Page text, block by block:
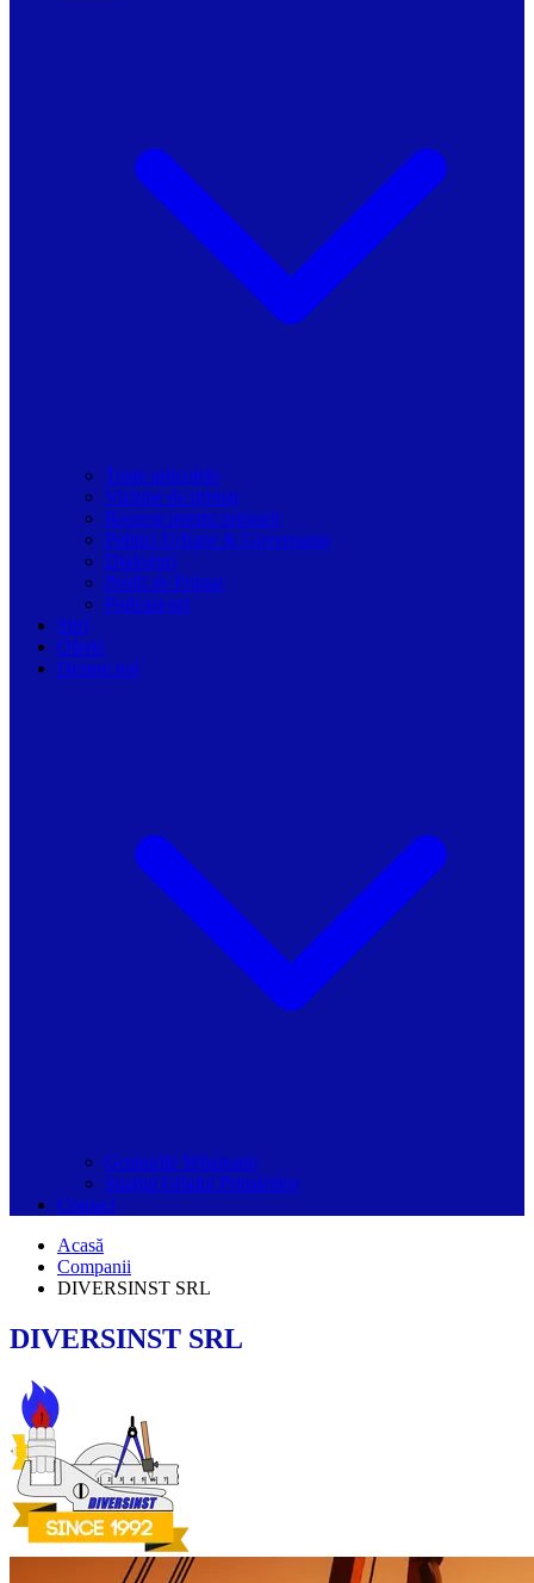
Toate articolele
Viziune de primar
Resurse pentru primarii
Politici Urbane & Guvernanta
Dialoguri
Profil de Primar
Podcast-uri
Stiri
Oferte
Despre noi
Grupurile Whatsapp
Spațiul Ghidul Primăriilor
Contact
Acasă
Companii
DIVERSINST SRL
DIVERSINST SRL